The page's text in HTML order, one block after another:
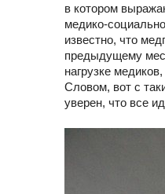
в котором
медико-
известно, что
предыдущему
нагрузке
Словом, вот с
уверен, что все